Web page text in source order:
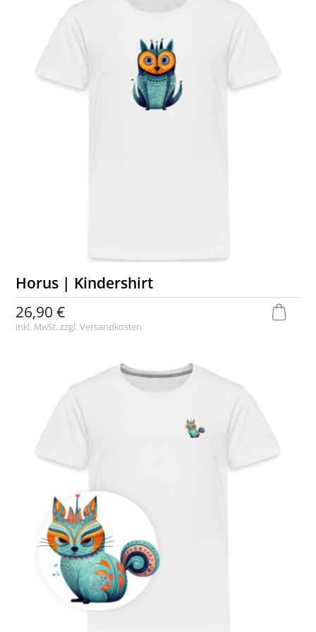
Horus | Kindershirt
26,90 €
inkl. MwSt. zzgl.Versandkosten